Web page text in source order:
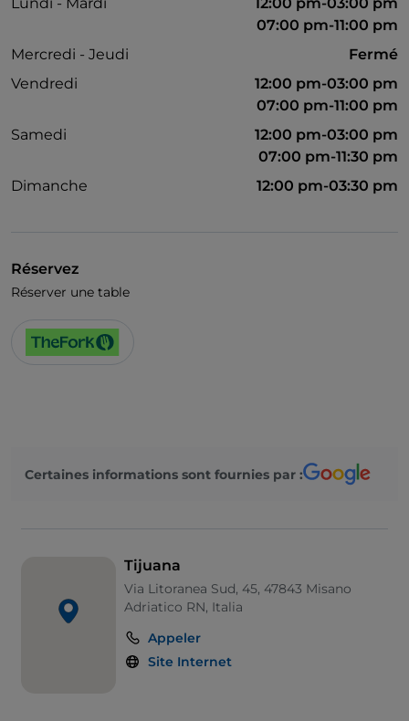
On parle anglais
Menu enfant
07:00 pm-11:00 pm
Mercredi - Jeudi
Fermé
Vendredi
12:00 pm-03:00 pm
07:00 pm-11:00 pm
Samedi
12:00 pm-03:00 pm
07:00 pm-11:30 pm
Dimanche
12:00 pm-03:30 pm
Réservez
Réserver une table
Certaines informations sont fournies par :
Tijuana
Via Litoranea Sud, 45, 47843 Misano
Adriatico RN, Italia
Appeler
Site Internet